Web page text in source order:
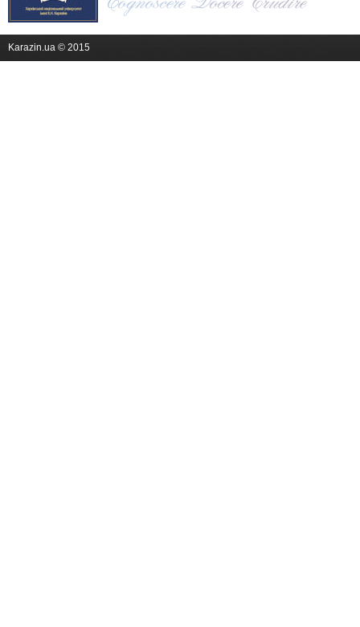
Karazin.ua © 2015